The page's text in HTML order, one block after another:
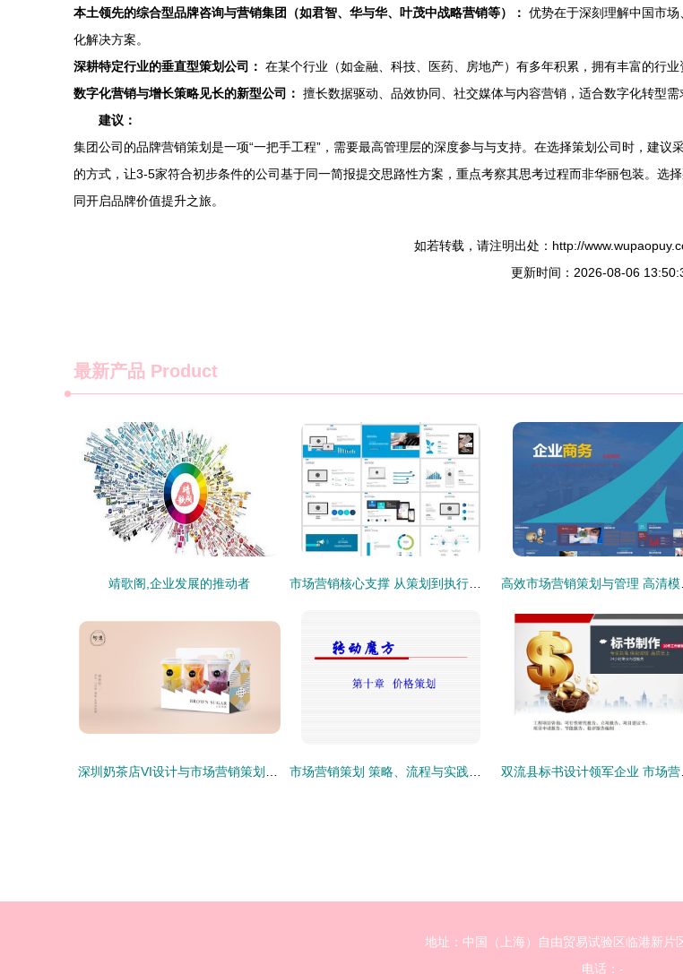
本土领先的综合型品牌咨询与营销集团（如君智、华与华、叶茂中战略营销等）： 优势在于深刻理解中国市
化解决方案。
深耕特定行业的垂直型策划公司： 在某个行业（如金融、科技、医药、房地产）有多年积累，拥有丰富的行业
数字化营销与增长策略见长的新型公司： 擅长数据驱动、品效协同、社交媒体与内容营销，适合数字化转型需
建议：
集团公司的品牌营销策划是一项“一把手工程”，需要最高管理层的深度参与与支持。在选择策划公司时，建
的方式，让3-5家符合初步条件的公司基于同一简报提交思路性方案，重点考察其思考过程而非华丽包装。选
同开启品牌价值提升之旅。
如若转载，请注明出处：http://
更新时间：2026-08-06
最新产品 Product
靖歌阁,企业发展的推动者
地址：中国（上海）自由贸易试验区临港新片
电话：-